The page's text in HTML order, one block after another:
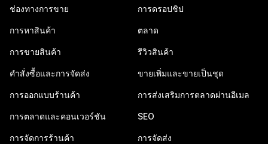
ช่องทางการขาย
การหาสินค้า
การขายสินค้า
คำสั่งซื้อและการจัดส่ง
การออกแบบร้านค้า
การตลาดและคอนเวอร์ชัน
การจัดการร้านค้า
การดรอปชิป
ตลาด
รีวิวสินค้า
ขายเพิ่มและขายเป็นชุด
การส่งเสริมการตลาดผ่านอีเมล
SEO
การจัดส่ง